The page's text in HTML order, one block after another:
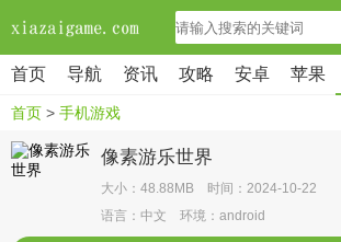
首页 导航 资讯 攻略 安卓 苹果
首页 > 手机游戏
像素游乐世界
大小：48.88MB 时间：2024-10-22
语言：中文 环境：android